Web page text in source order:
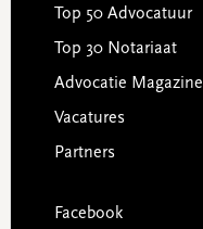
Top 50 Advocatuur
Top 30 Notariaat
Advocatie Magazine
Vacatures
Partners
Facebook